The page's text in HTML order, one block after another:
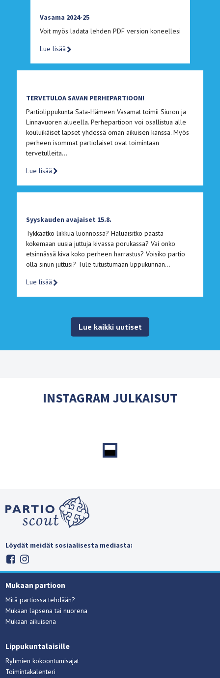
Vasama 2024-25
Voit myös ladata lehden PDF version koneellesi
Lue lisää
TERVETULOA SAVAN PERHEPARTIOON!
Partiolippukunta Sata-Hämeen Vasamat toimii Siuron ja
Linnavuoren alueella. Perhepartioon voi osallistua alle
kouluikäiset lapset yhdessä oman aikuisen kanssa. Myös
perheen isommat partiolaiset ovat toimintaan
tervetulleita…
Lue lisää
Syyskauden avajaiset 15.8.
Tykkäätkö liikkua luonnossa? Haluaisitko päästä
kokemaan uusia juttuja kivassa porukassa? Vai onko
etsinnässä kiva koko perheen harrastus? Voisiko partio
olla sinun juttusi? Tule tutustumaan lippukunnan…
Lue lisää
Lue kaikki uutiset
INSTAGRAM JULKAISUT
Löydät meidät sosiaalisesta mediasta:
Mukaan partioon
Mitä partiossa tehdään?
Mukaan lapsena tai nuorena
Mukaan aikuisena
Lippukuntalaisille
Ryhmien kokoontumisajat
Toimintakalenteri